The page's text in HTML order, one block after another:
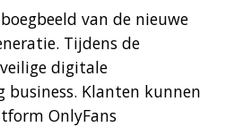
van de nieuwe
Tijdens de
digitale
business. Klanten kunnen
OnlyFans